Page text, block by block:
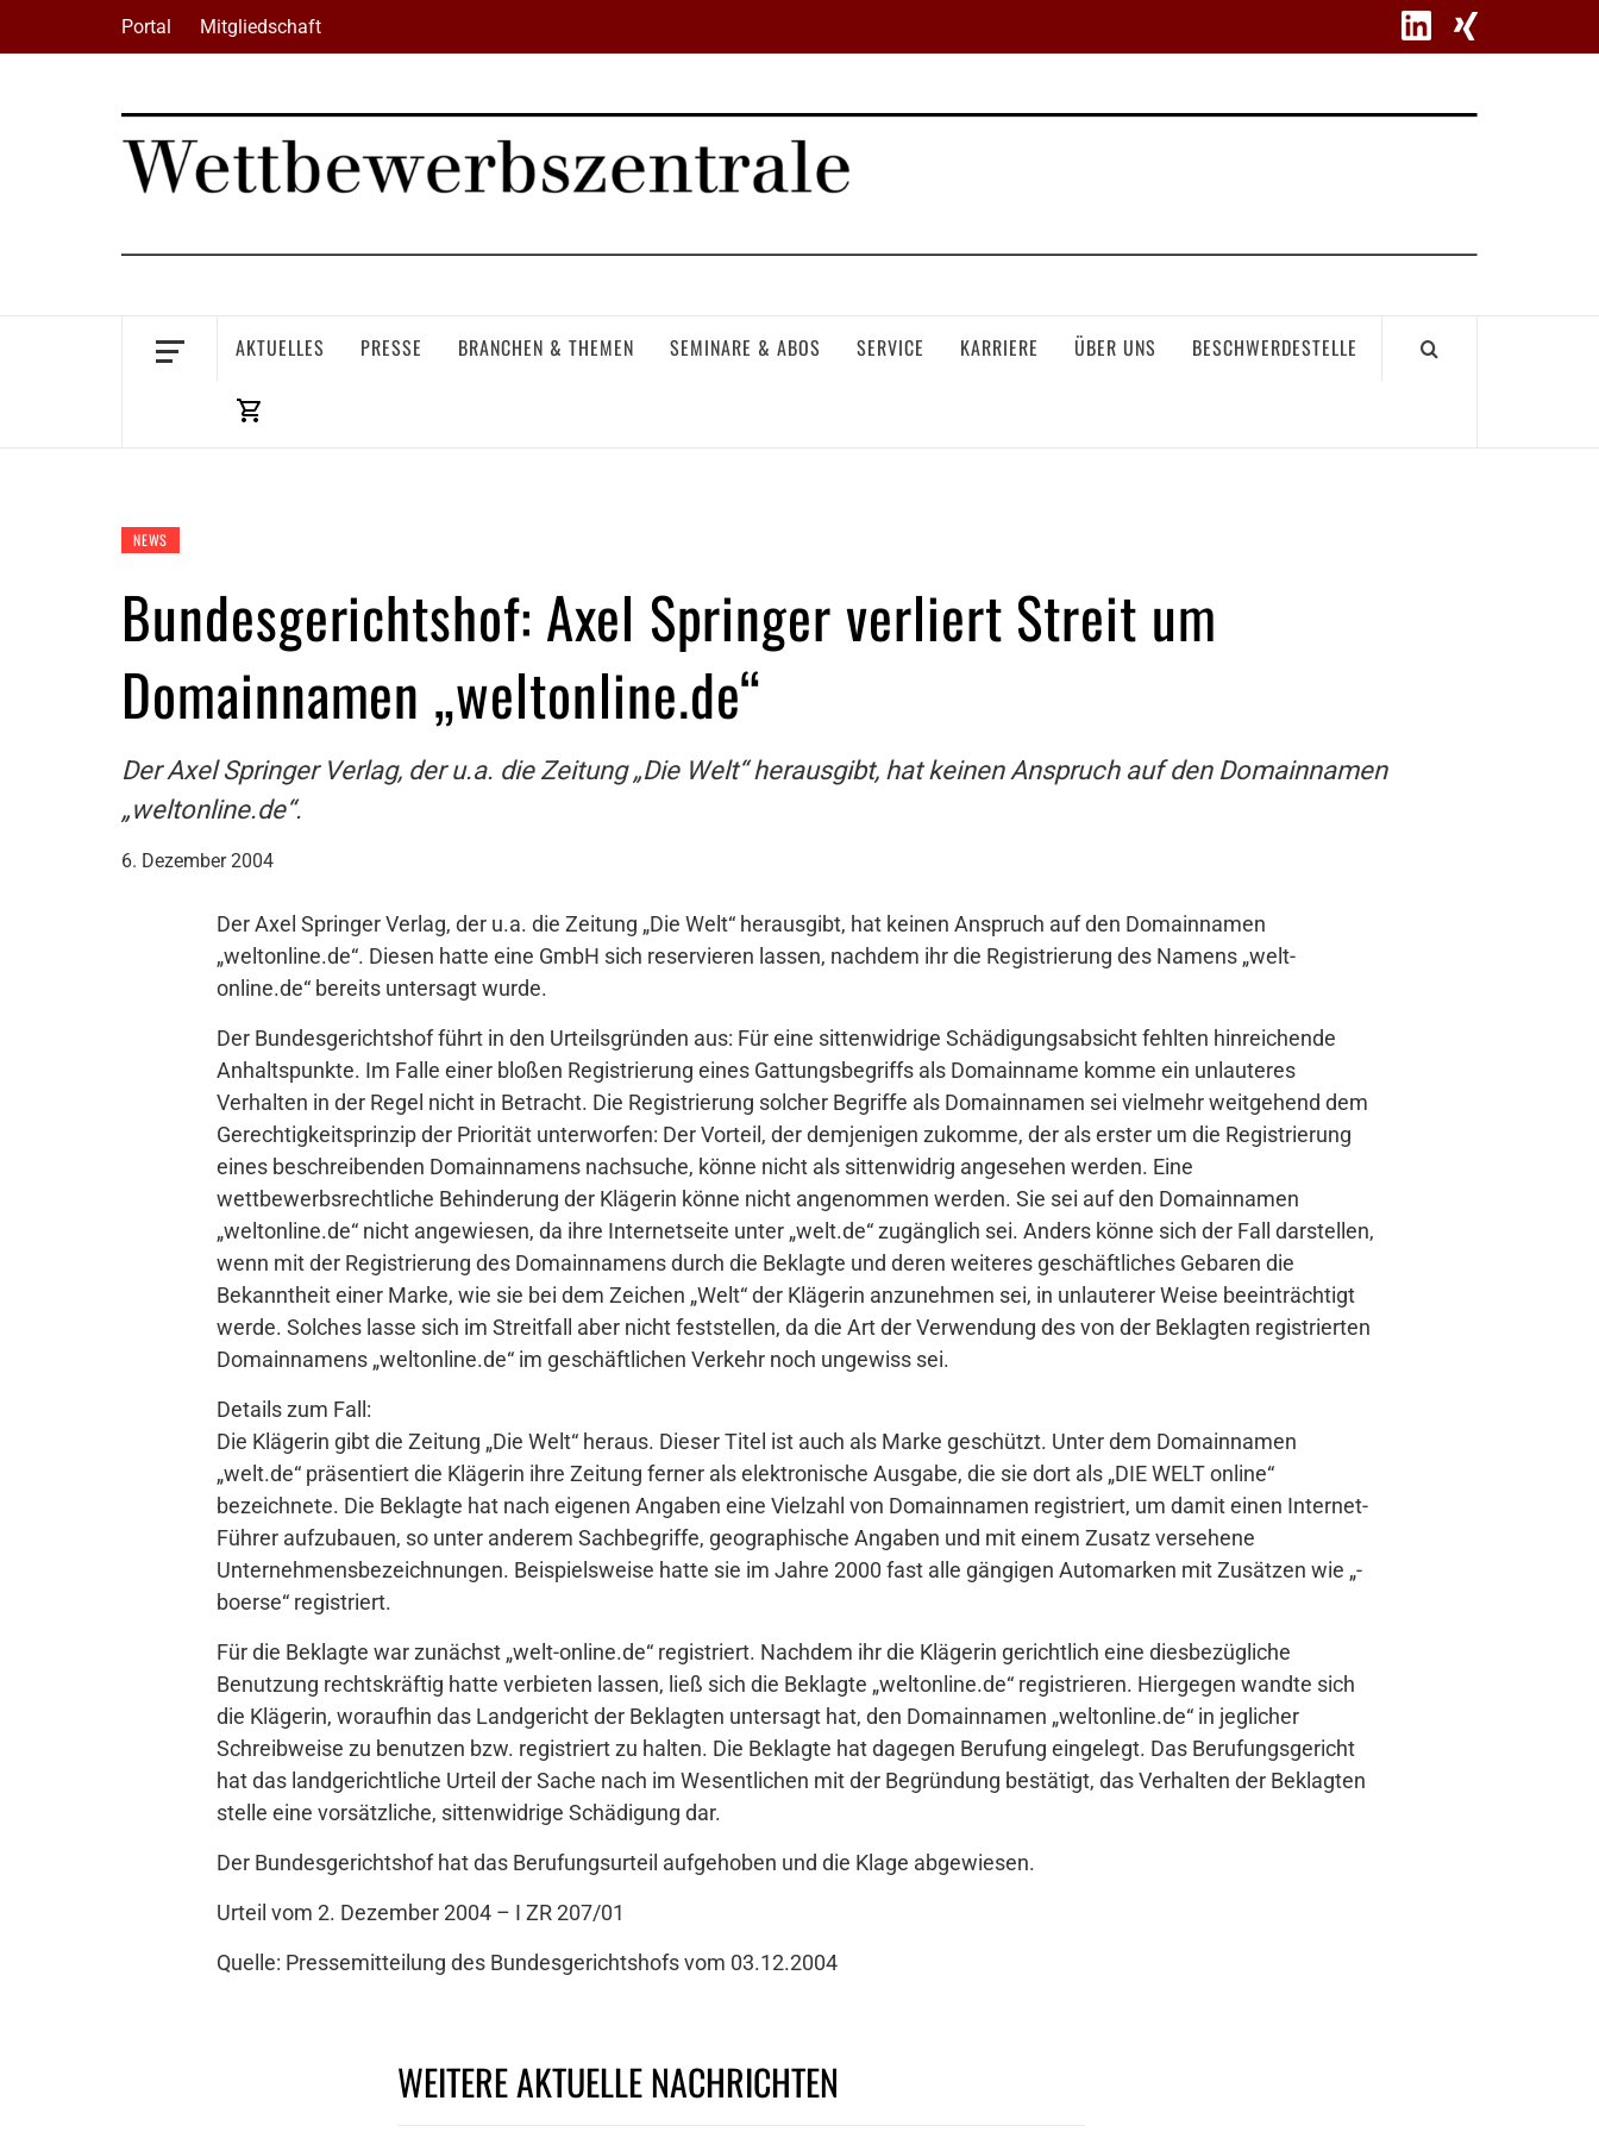
Portal Mitgliedschaft
AKTUELLES PRESSE BRANCHEN & THEMEN SEMINARE & ABOS SERVICE KARRIERE ÜBER UNS BESCHWERDESTELLE
NEWS
Bundesgerichtshof: Axel Springer verliert Streit um
Domainnamen „weltonline.de“
Der Axel Springer Verlag, der u.a. die Zeitung „Die Welt“ herausgibt, hat keinen Anspruch auf den Domainnamen
„weltonline.de“.
6. Dezember 2004
Der Axel Springer Verlag, der u.a. die Zeitung „Die Welt“ herausgibt, hat keinen Anspruch auf den Domainnamen
„weltonline.de“. Diesen hatte eine GmbH sich reservieren lassen, nachdem ihr die Registrierung des Namens „welt-
online.de“ bereits untersagt wurde.
Der Bundesgerichtshof führt in den Urteilsgründen aus: Für eine sittenwidrige Schädigungsabsicht fehlten hinreichende
Anhaltspunkte. Im Falle einer bloßen Registrierung eines Gattungsbegriffs als Domainname komme ein unlauteres
Verhalten in der Regel nicht in Betracht. Die Registrierung solcher Begriffe als Domainnamen sei vielmehr weitgehend dem
Gerechtigkeitsprinzip der Priorität unterworfen: Der Vorteil, der demjenigen zukomme, der als erster um die Registrierung
eines beschreibenden Domainnamens nachsuche, könne nicht als sittenwidrig angesehen werden. Eine
wettbewerbsrechtliche Behinderung der Klägerin könne nicht angenommen werden. Sie sei auf den Domainnamen
„weltonline.de“ nicht angewiesen, da ihre Internetseite unter „welt.de“ zugänglich sei. Anders könne sich der Fall darstellen,
wenn mit der Registrierung des Domainnamens durch die Beklagte und deren weiteres geschäftliches Gebaren die
Bekanntheit einer Marke, wie sie bei dem Zeichen „Welt“ der Klägerin anzunehmen sei, in unlauterer Weise beeinträchtigt
werde. Solches lasse sich im Streitfall aber nicht feststellen, da die Art der Verwendung des von der Beklagten registrierten
Domainnamens „weltonline.de“ im geschäftlichen Verkehr noch ungewiss sei.
Details zum Fall:
Die Klägerin gibt die Zeitung „Die Welt“ heraus. Dieser Titel ist auch als Marke geschützt. Unter dem Domainnamen
„welt.de“ präsentiert die Klägerin ihre Zeitung ferner als elektronische Ausgabe, die sie dort als „DIE WELT online“
bezeichnete. Die Beklagte hat nach eigenen Angaben eine Vielzahl von Domainnamen registriert, um damit einen Internet-
Führer aufzubauen, so unter anderem Sachbegriffe, geographische Angaben und mit einem Zusatz versehene
Unternehmensbezeichnungen. Beispielsweise hatte sie im Jahre 2000 fast alle gängigen Automarken mit Zusätzen wie „-
boerse“ registriert.
Für die Beklagte war zunächst „welt-online.de“ registriert. Nachdem ihr die Klägerin gerichtlich eine diesbezügliche
Benutzung rechtskräftig hatte verbieten lassen, ließ sich die Beklagte „weltonline.de“ registrieren. Hiergegen wandte sich
die Klägerin, woraufhin das Landgericht der Beklagten untersagt hat, den Domainnamen „weltonline.de“ in jeglicher
Schreibweise zu benutzen bzw. registriert zu halten. Die Beklagte hat dagegen Berufung eingelegt. Das Berufungsgericht
hat das landgerichtliche Urteil der Sache nach im Wesentlichen mit der Begründung bestätigt, das Verhalten der Beklagten
stelle eine vorsätzliche, sittenwidrige Schädigung dar.
Der Bundesgerichtshof hat das Berufungsurteil aufgehoben und die Klage abgewiesen.
Urteil vom 2. Dezember 2004 – I ZR 207/01
Quelle: Pressemitteilung des Bundesgerichtshofs vom 03.12.2004
WEITERE AKTUELLE NACHRICHTEN